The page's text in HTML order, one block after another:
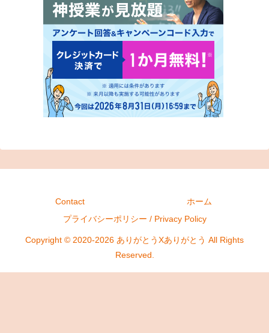
Contact
ホーム
プライバシーポリシー / Privacy Policy
Copyright © 2020-2026 ありがとうXありがとう All Rights
Reserved.